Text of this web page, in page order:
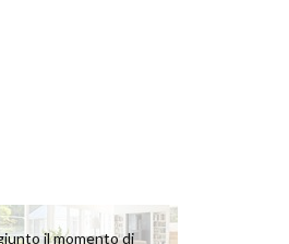
il momento di